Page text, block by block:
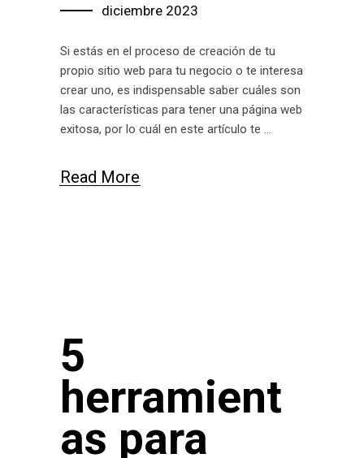
diciembre 2023
Si estás en el proceso de creación de tu
propio sitio web para tu negocio o te interesa
crear uno, es indispensable saber cuáles son
las características para tener una página web
exitosa, por lo cuál en este artículo te
Read More
5
herramient
as para